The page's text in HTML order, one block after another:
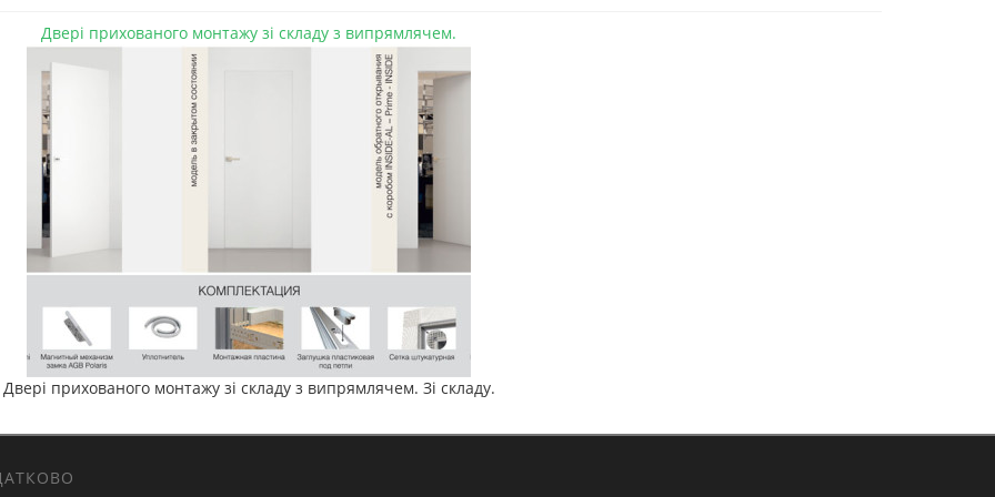
Двері прихованого монтажу зі складу з випрямлячем.
Двері прихованого монтажу зі складу з випрямлячем. Зі складу.